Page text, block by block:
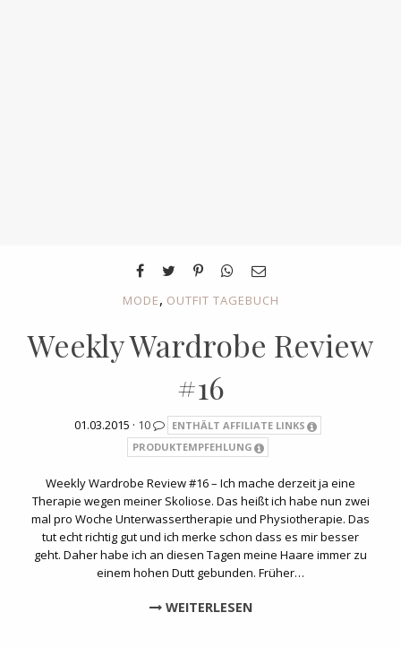
MODE, OUTFIT TAGEBUCH
Weekly Wardrobe Review
#16
01.03.2015 · 10
ENTHÄLT AFFILIATE LINKS
PRODUKTEMPFEHLUNG
Weekly Wardrobe Review #16 – Ich mache derzeit ja eine
Therapie wegen meiner Skoliose. Das heißt ich habe nun zwei
mal pro Woche Unterwassertherapie und Physiotherapie. Das
tut echt richtig gut und ich merke schon dass es mir besser
geht. Daher habe ich an diesen Tagen meine Haare immer zu
einem hohen Dutt gebunden. Früher…
WEITERLESEN